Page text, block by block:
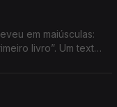
em maiúsculas:
livro”. Um texto